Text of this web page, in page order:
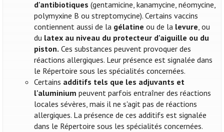
d'antibiotiques (gentamicine, kanamycine, néomycine,
polymyxine B ou streptomycine). Certains vaccins
contiennent aussi de la gélatine ou de la levure, ou
du latex au niveau du protecteur d'aiguille ou du
piston. Ces substances peuvent provoquer des
réactions allergiques. Leur présence est signalée dans
le Répertoire sous les spécialités concernées.
Certains additifs tels que les adjuvants et
l'aluminium peuvent parfois entraîner des réactions
locales sévères, mais il ne s'agit pas de réactions
allergiques. La présence de ces additifs est signalée
dans le Répertoire sous les spécialités concernées.